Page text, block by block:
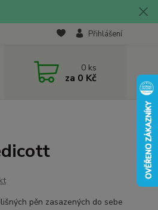
Přihlášení
0 ks
za 0 Kč
pěn zasazených do sebe